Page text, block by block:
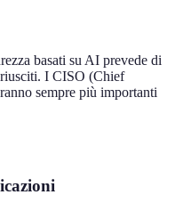
basati su AI prevede di
I CISO (Chief
sempre più importanti